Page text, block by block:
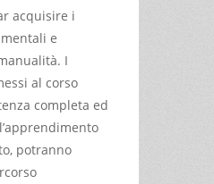
acquisire i
e
I
al corso
completa ed
potranno